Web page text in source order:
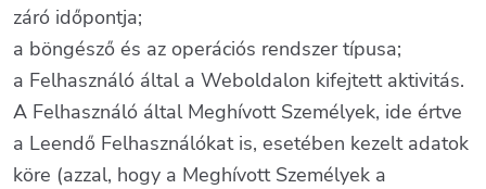
záró időpontja;
a böngésző és az operációs rendszer típusa;
a Felhasználó által a Weboldalon kifejtett aktivitás.
A Felhasználó által Meghívott Személyek, ide értve
a Leendő Felhasználókat is, esetében kezelt adatok
köre (azzal, hogy a Meghívott Személyek a